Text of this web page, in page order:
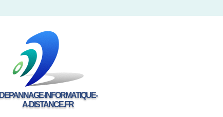
DEPANNAGE-INFORMATIQUE-
A-DISTANCE.FR